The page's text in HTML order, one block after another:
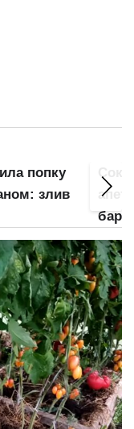
попку
злив